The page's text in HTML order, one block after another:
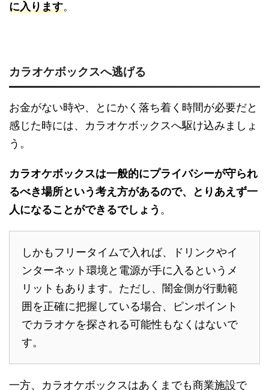
に入ります。
カラオケボックスへ逃げる
お金がない時や、とにかく落ち着く時間が必要だと
感じた時には、カラオケボックスへ駆け込みましょ
う。
カラオケボックスは一般的にプライバシーが守られ
るべき場所という考え方があるので、とりあえず一
人になることができるでしょう 。
しかもフリータイムで入れば、ドリンクやイ
ンターネット環境と電源が手に入るというメ
リットもあります。ただし、闇金側が行動範
囲を正確に把握している場合、ピンポイント
でカラオケを探される可能性もなくはないで
す。
一方、カラオケボックスはあくまでも商業施設で